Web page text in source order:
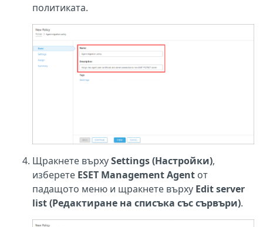
политиката.
Щракнете върхуSettings (Настройки),
изберете ESET Management Agent от
падащото меню и щракнете върху Edit server
list (Редактиране на списъка със сървъри).